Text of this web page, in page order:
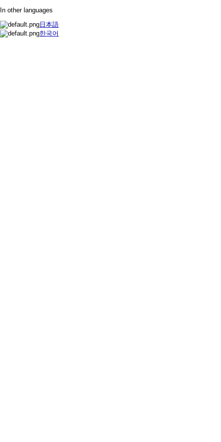
In other languages
日本語
한국어